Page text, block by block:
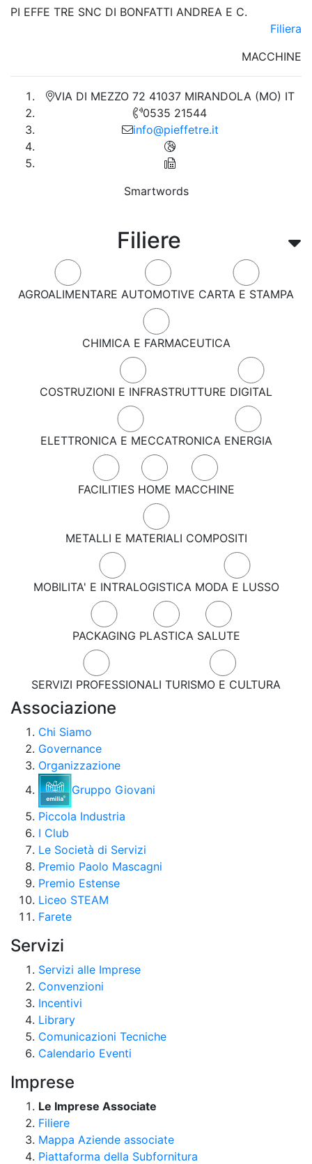
Filiere
AGROALIMENTARE AUTOMOTIVE CARTA E STAMPA
CHIMICA E FARMACEUTICA
COSTRUZIONI E INFRASTRUTTURE DIGITAL
ELETTRONICA E MECCATRONICA ENERGIA
FACILITIES HOME MACCHINE
METALLI E MATERIALI COMPOSITI
MOBILITA' E INTRALOGISTICA MODA E LUSSO
PACKAGING PLASTICA SALUTE
SERVIZI PROFESSIONALI TURISMO E CULTURA
PI EFFE TRE SNC DI BONFATTI ANDREA E C.
Filiera
MACCHINE
VIA DI MEZZO 72 41037 MIRANDOLA (MO) IT
0535 21544
info@pieffetre.it
Smartwords
Associazione
Chi Siamo
Governance
Organizzazione
Gruppo Giovani
Piccola Industria
I Club
Le Società di Servizi
Premio Paolo Mascagni
Premio Estense
Liceo STEAM
Farete
Servizi
Servizi alle Imprese
Convenzioni
Incentivi
Library
Comunicazioni Tecniche
Calendario Eventi
Imprese
Le Imprese Associate
Filiere
Mappa Aziende associate
Piattaforma della Subfornitura